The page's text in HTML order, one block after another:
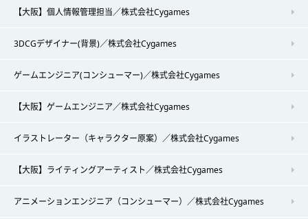
【大阪】個人情報管理担当／株式会社Cygames
3DCGデザイナー(背景)／株式会社Cygames
ゲームエンジニア(コンシューマー)／株式会社Cygames
【大阪】ゲームエンジニア／株式会社Cygames
イラストレーター（キャラクター原案）／株式会社Cygames
【大阪】ライティングアーティスト／株式会社Cygames
アニメーションエンジニア（コンシューマー）／株式会社Cygames